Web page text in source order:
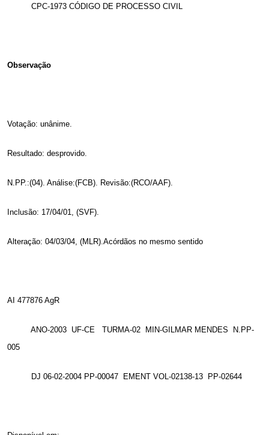
CPC-1973 CÓDIGO DE PROCESSO CIVIL
Observação
Votação: unânime.
Resultado: desprovido.
N.PP.:(04). Análise:(FCB). Revisão:(RCO/AAF).
Inclusão: 17/04/01, (SVF).
Alteração: 04/03/04, (MLR).Acórdãos no mesmo sentido
AI 477876 AgR
ANO-2003 UF-CE TURMA-02 MIN-GILMAR MENDES
N.PP-
005
DJ 06-02-2004 PP-00047 EMENT VOL-02138-13 PP-02644